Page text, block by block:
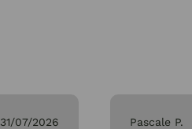
31/07/2026 Pascale P.